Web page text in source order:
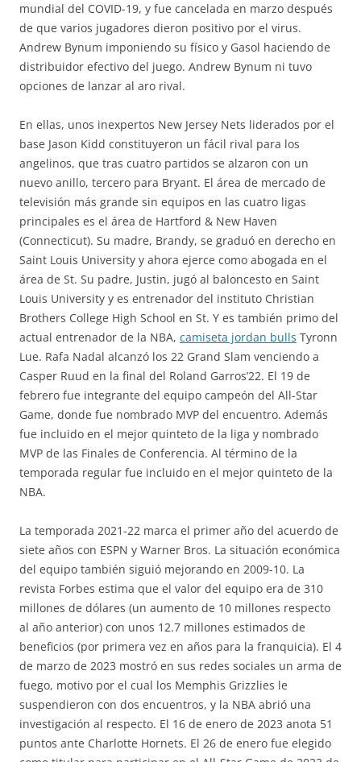
mundial del COVID-19, y fue cancelada en marzo después
de que varios jugadores dieron positivo por el virus.
Andrew Bynum imponiendo su físico y Gasol haciendo de
distribuidor efectivo del juego. Andrew Bynum ni tuvo
opciones de lanzar al aro rival.
En ellas, unos inexpertos New Jersey Nets liderados por el
base Jason Kidd constituyeron un fácil rival para los
angelinos, que tras cuatro partidos se alzaron con un
nuevo anillo, tercero para Bryant. El área de mercado de
televisión más grande sin equipos en las cuatro ligas
principales es el área de Hartford & New Haven
(Connecticut). Su madre, Brandy, se graduó en derecho en
Saint Louis University y ahora ejerce como abogada en el
área de St. Su padre, Justin, jugó al baloncesto en Saint
Louis University y es entrenador del instituto Christian
Brothers College High School en St. Y es también primo del
actual entrenador de la NBA, camiseta jordan bulls Tyronn
Lue. Rafa Nadal alcanzó los 22 Grand Slam venciendo a
Casper Ruud en la final del Roland Garros’22. El 19 de
febrero fue integrante del equipo campeón del All-Star
Game, donde fue nombrado MVP del encuentro. Además
fue incluido en el mejor quinteto de la liga y nombrado
MVP de las Finales de Conferencia. Al término de la
temporada regular fue incluido en el mejor quinteto de la
NBA.
La temporada 2021-22 marca el primer año del acuerdo de
siete años con ESPN y Warner Bros. La situación económica
del equipo también siguió mejorando en 2009-10. La
revista Forbes estima que el valor del equipo era de 310
millones de dólares (un aumento de 10 millones respecto
al año anterior) con unos 12.7 millones estimados de
beneficios (por primera vez en años para la franquicia). El 4
de marzo de 2023 mostró en sus redes sociales un arma de
fuego, motivo por el cual los Memphis Grizzlies le
suspendieron con dos encuentros, y la NBA abrió una
investigación al respecto. El 16 de enero de 2023 anota 51
puntos ante Charlotte Hornets. El 26 de enero fue elegido